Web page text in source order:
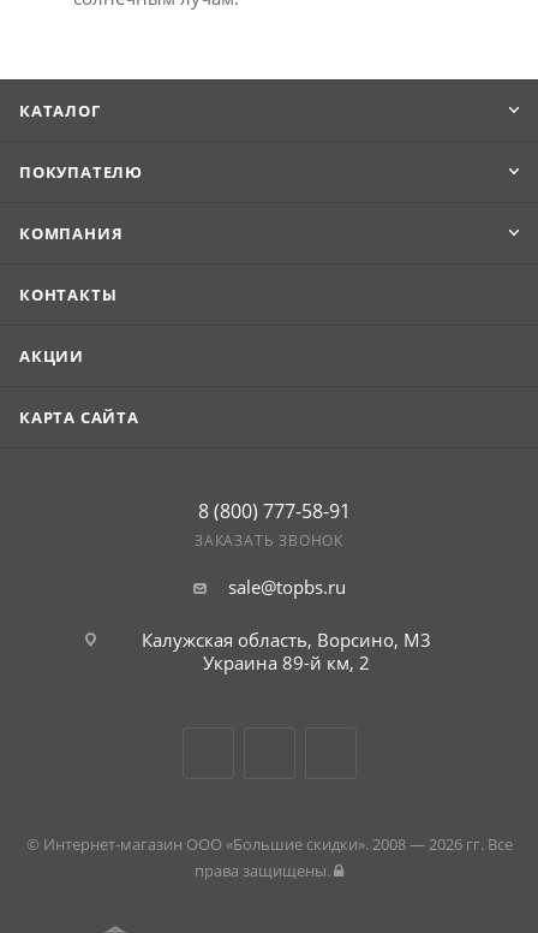
КАТАЛОГ
ПОКУПАТЕЛЮ
КОМПАНИЯ
КОНТАКТЫ
АКЦИИ
КАРТА САЙТА
8 (800) 777-58-91
ЗАКАЗАТЬ ЗВОНОК
sale@topbs.ru
Калужская область, Ворсино, М3
Украина 89-й км, 2
© Интернет-магазин ООО «Большие скидки». 2008 — 2026 гг. Все
права защищены.